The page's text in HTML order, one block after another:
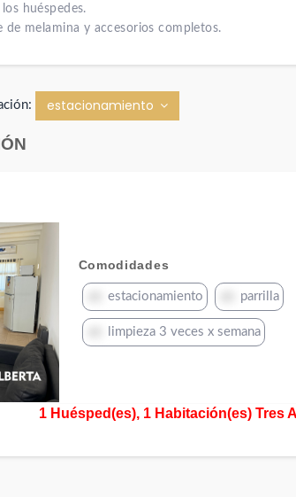
huéspedes.
de melamina y accesorios completos.
estacionamiento
Comodidades
estacionamiento parrilla
limpieza 3 veces x semana
1 Huésped(es), 1 Habitación(es) Tres